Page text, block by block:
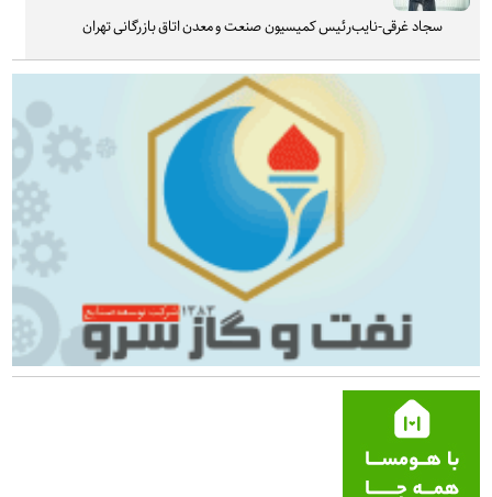
سجاد غرقی-نایب‌رئیس کمیسیون صنعت و معدن اتاق بازرگانی تهران